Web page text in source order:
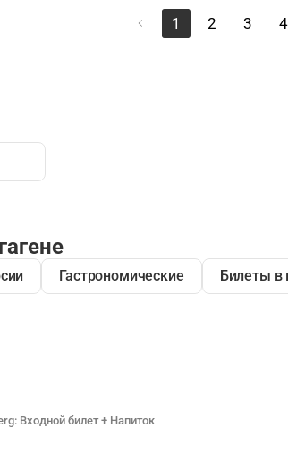
Входной билет + Напиток
1 2 3 4
Гастрономические Билеты в